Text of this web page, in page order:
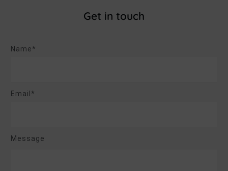
Get in touch
Name*
Email*
Message